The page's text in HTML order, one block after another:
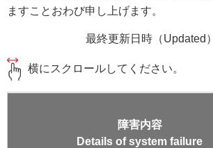
ますことおわび申し上げます。
最終更新日時（
横にスクロールしてください。
障害内容
Details of system failure